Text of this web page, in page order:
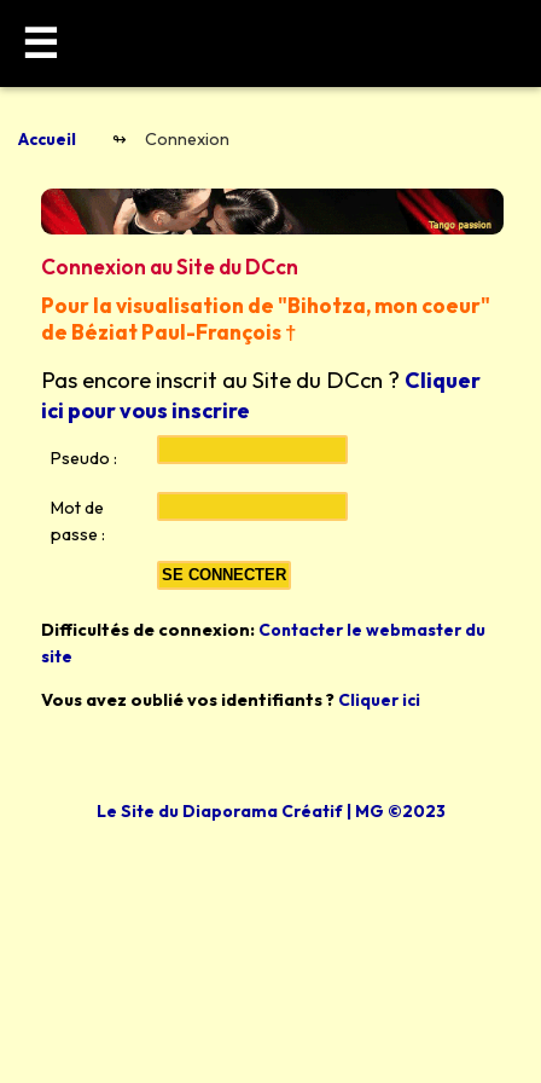
Accueil Connexion
☰
Connexion au Site du DCcn
Pour la visualisation de "Bihotza, mon coeur"
de Béziat Paul-François †
Pas encore inscrit au Site du DCcn ? Cliquer
ici pour vous inscrire
Pseudo :
Mot de
passe :
Difficultés de connexion: Contacter le webmaster du
site
Vous avez oublié vos identifiants ? Cliquer ici
Le Site du Diaporama Créatif | MG ©2023